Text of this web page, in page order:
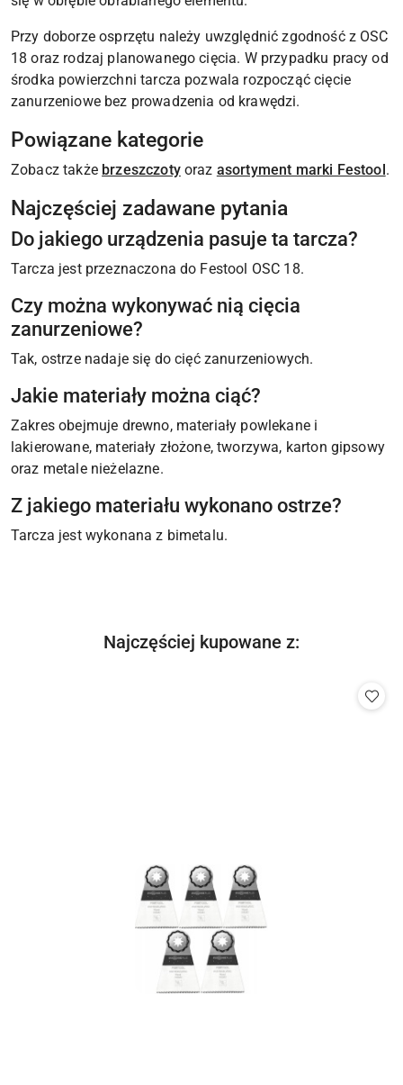
Przy doborze osprzętu należy uwzględnić zgodność z OSC
18 oraz rodzaj planowanego cięcia. W przypadku pracy od
środka powierzchni tarcza pozwala rozpocząć cięcie
zanurzeniowe bez prowadzenia od krawędzi.
Powiązane kategorie
Zobacz także brzeszczotyoraz asortyment marki Festool.
Najczęściej zadawane pytania
Do jakiego urządzenia pasuje ta tarcza?
Tarcza jest przeznaczona do Festool OSC 18.
Czy można wykonywać nią cięcia
zanurzeniowe?
Tak, ostrze nadaje się do cięć zanurzeniowych.
Jakie materiały można ciąć?
Zakres obejmuje drewno, materiały powlekane i
lakierowane, materiały złożone, tworzywa, karton gipsowy
oraz metale nieżelazne.
Z jakiego materiału wykonano ostrze?
Tarcza jest wykonana z bimetalu.
Pomiń karuzelę produktów
Produkty
Najczęściej kupowane z: